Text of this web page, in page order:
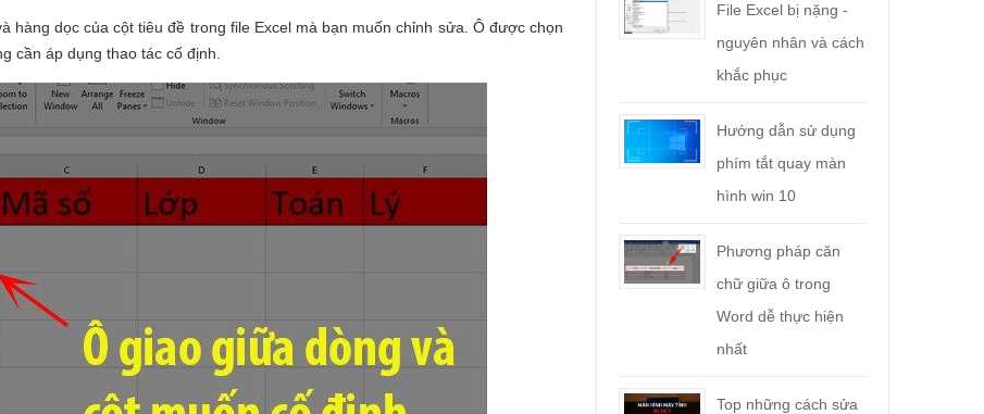
hàng dọc của cột tiêu đề trong file Excel mà bạn muốn chỉnh sửa. Ô được chọn
cần áp dụng thao tác cố định.
File Excel bị nặng -
nguyên nhân và cách
khắc phục
Hướng dẫn sử dụng
phím tắt quay màn
hình win 10
Phương pháp căn
chữ giữa ô trong
Word dễ thực hiện
nhất
Top những cách sửa